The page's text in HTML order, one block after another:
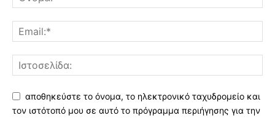
αποθηκεύστε το όνομα, το ηλεκτρονικό ταχυδρομείο και
τον ιστότοπό μου σε αυτό το πρόγραμμα περιήγησης για την